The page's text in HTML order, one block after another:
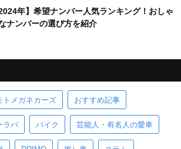
2024年】希望ナンバー人気ランキング！おしゃ
ナンバーの選び方を紹介
トメガネカーズ おすすめ記事
ラバ バイク 芸能人・有名人の愛車